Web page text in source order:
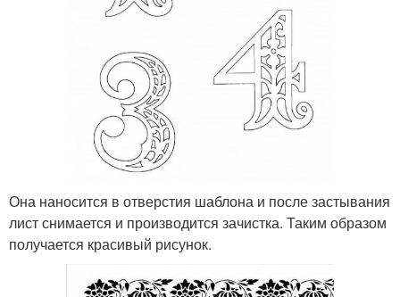
Она наносится в отверстия шаблона и после застывания
лист снимается и производится зачистка. Таким образом
получается красивый рисунок.